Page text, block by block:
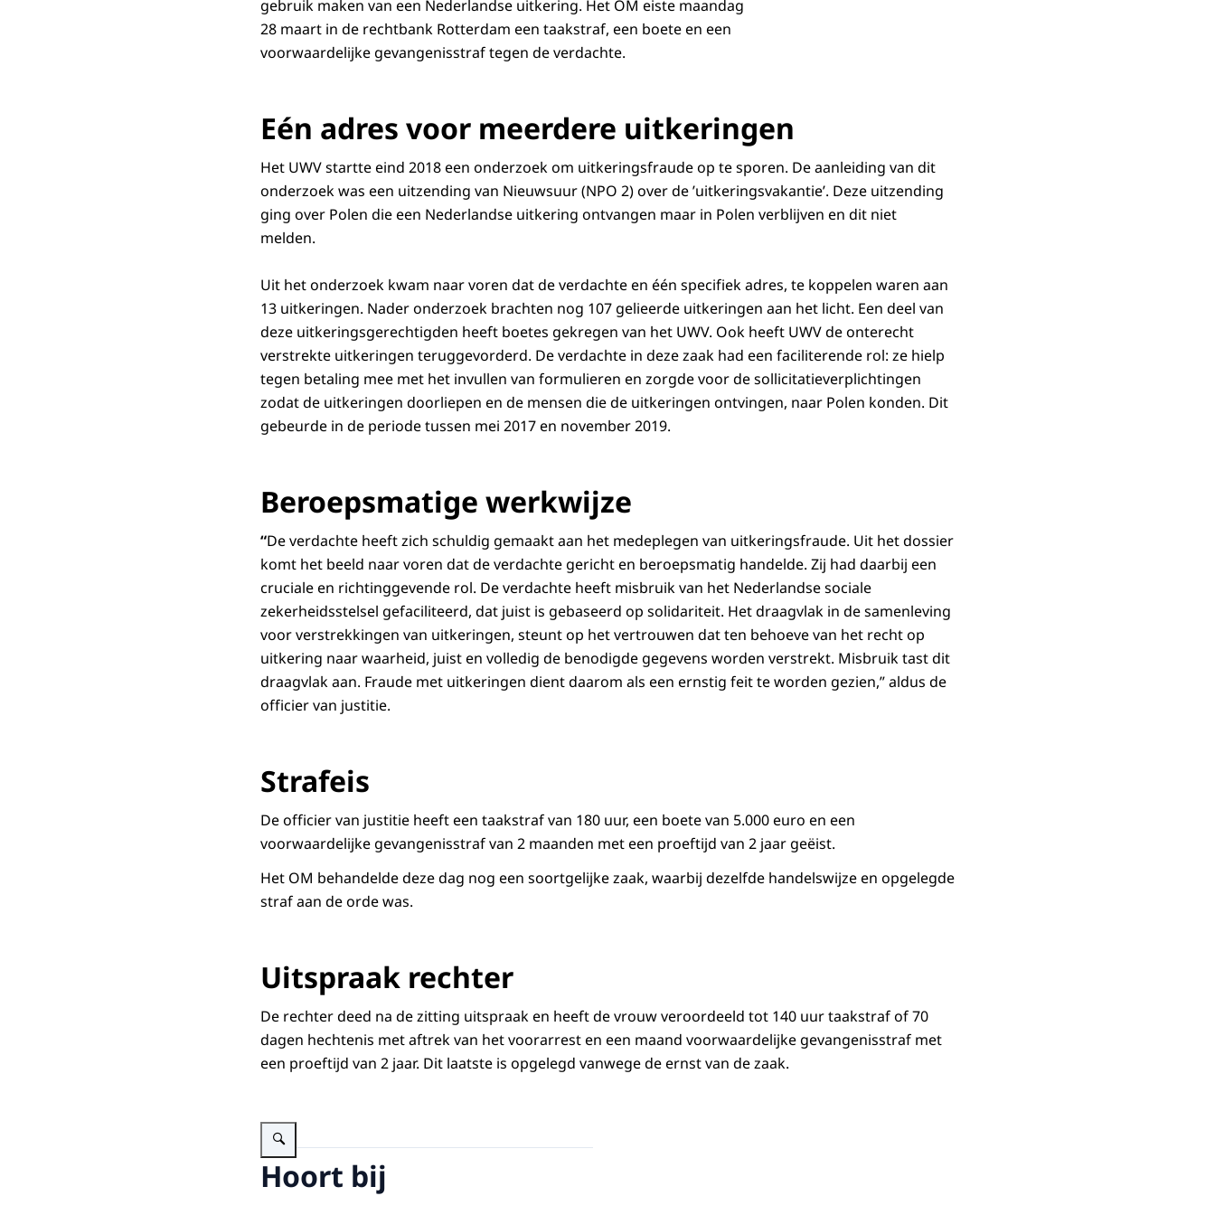
gebruik maken van een Nederlandse uitkering. Het OM eiste maandag
28 maart in de rechtbank Rotterdam een taakstraf, een boete en een
voorwaardelijke gevangenisstraf tegen de verdachte.
Eén adres voor meerdere uitkeringen
Het UWV startte eind 2018 een onderzoek om uitkeringsfraude op te sporen. De aanleiding van dit
onderzoek was een uitzending van Nieuwsuur (NPO 2) over de ’uitkeringsvakantie’. Deze uitzending
ging over Polen die een Nederlandse uitkering ontvangen maar in Polen verblijven en dit niet
melden.
Uit het onderzoek kwam naar voren dat de verdachte en één specifiek adres, te koppelen waren aan
13 uitkeringen. Nader onderzoek brachten nog 107 gelieerde uitkeringen aan het licht. Een deel van
deze uitkeringsgerechtigden heeft boetes gekregen van het UWV. Ook heeft UWV de onterecht
verstrekte uitkeringen teruggevorderd. De verdachte in deze zaak had een faciliterende rol: ze hielp
tegen betaling mee met het invullen van formulieren en zorgde voor de sollicitatieverplichtingen
zodat de uitkeringen doorliepen en de mensen die de uitkeringen ontvingen, naar Polen konden. Dit
gebeurde in de periode tussen mei 2017 en november 2019.
Beroepsmatige werkwijze
“De verdachte heeft zich schuldig gemaakt aan het medeplegen van uitkeringsfraude. Uit het dossier
komt het beeld naar voren dat de verdachte gericht en beroepsmatig handelde. Zij had daarbij een
cruciale en richtinggevende rol. De verdachte heeft misbruik van het Nederlandse sociale
zekerheidsstelsel gefaciliteerd, dat juist is gebaseerd op solidariteit. Het draagvlak in de samenleving
voor verstrekkingen van uitkeringen, steunt op het vertrouwen dat ten behoeve van het recht op
uitkering naar waarheid, juist en volledig de benodigde gegevens worden verstrekt. Misbruik tast dit
draagvlak aan. Fraude met uitkeringen dient daarom als een ernstig feit te worden gezien,” aldus de
officier van justitie.
Strafeis
De officier van justitie heeft een taakstraf van 180 uur, een boete van 5.000 euro en een
voorwaardelijke gevangenisstraf van 2 maanden met een proeftijd van 2 jaar geëist.
Het OM behandelde deze dag nog een soortgelijke zaak, waarbij dezelfde handelswijze en opgelegde
straf aan de orde was.
Uitspraak rechter
De rechter deed na de zitting uitspraak en heeft de vrouw veroordeeld tot 140 uur taakstraf of 70
dagen hechtenis met aftrek van het voorarrest en een maand voorwaardelijke gevangenisstraf met
een proeftijd van 2 jaar. Dit laatste is opgelegd vanwege de ernst van de zaak.
Vergroot afbeelding geld in handen
Hoort bij